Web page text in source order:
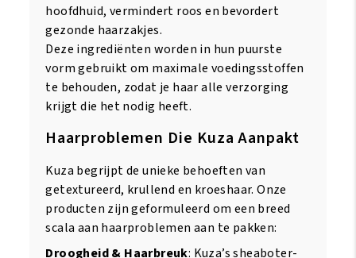
hoofdhuid, vermindert roos en bevordert
gezonde haarzakjes.
Deze ingrediënten worden in hun puurste
vorm gebruikt om maximale voedingsstoffen
te behouden, zodat je haar alle verzorging
krijgt die het nodig heeft.
Haarproblemen Die Kuza Aanpakt
Kuza begrijpt de unieke behoeften van
getextureerd, krullend en kroeshaar. Onze
producten zijn geformuleerd om een breed
scala aan haarproblemen aan te pakken:
Droogheid & Haarbreuk: Kuza’s sheaboter-